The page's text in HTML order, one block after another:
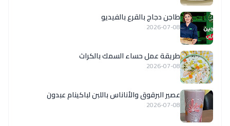
طاجن دجاج بالقرع بالفيديو
2026-07-08
طريقة عمل حساء السمك بالكراث
2026-07-08
عصير البرقوق والأناناس باللبن لباكينام عبدون
2026-07-08